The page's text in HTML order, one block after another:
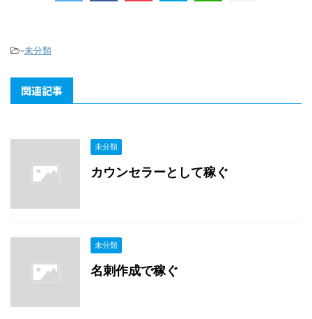
-未分類
関連記事
未分類
カウンセラーとして稼ぐ
未分類
名刺作成で稼ぐ